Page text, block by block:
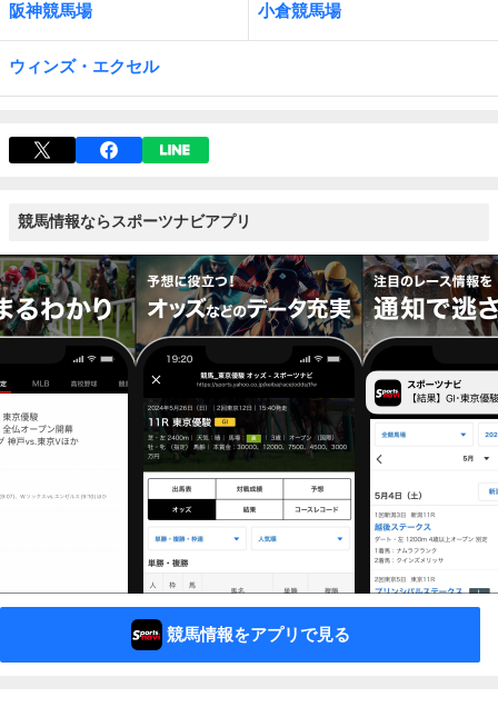
阪神競馬場 小倉競馬場
ウィンズ・エクセル
競馬情報ならスポーツナビアプリ
競馬情報をアプリで見る